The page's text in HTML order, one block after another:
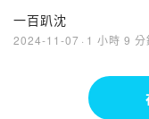
一百趴沈
2024-11-07 · 1 小時 9 分